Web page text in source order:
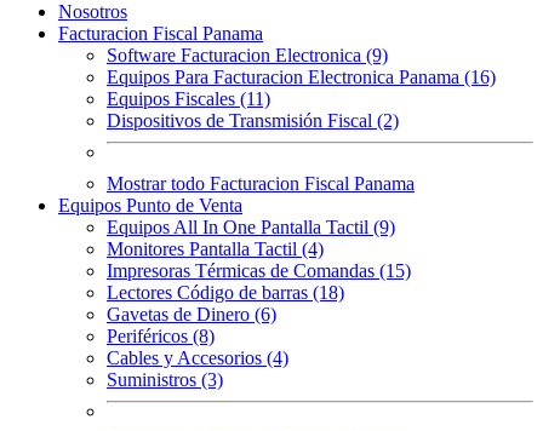
Nosotros
Facturacion Fiscal Panama
Software Facturacion Electronica (9)
Equipos Para Facturacion Electronica Panama (16)
Equipos Fiscales (11)
Dispositivos de Transmisión Fiscal (2)
Mostrar todo Facturacion Fiscal Panama
Equipos Punto de Venta
Equipos All In One Pantalla Tactil (9)
Monitores Pantalla Tactil (4)
Impresoras Térmicas de Comandas (15)
Lectores Código de barras (18)
Gavetas de Dinero (6)
Periféricos (8)
Cables y Accesorios (4)
Suministros (3)